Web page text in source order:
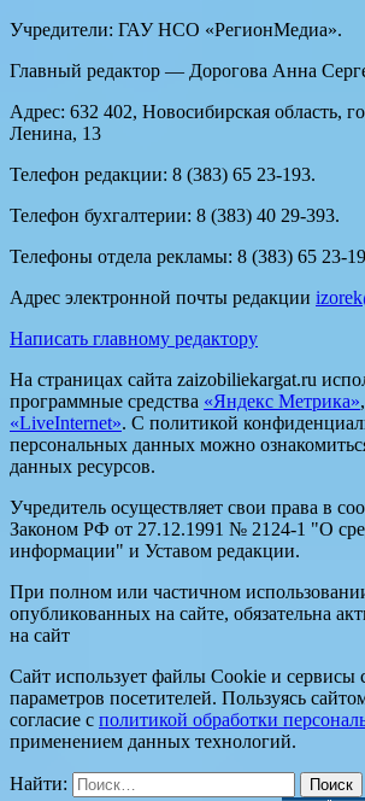
Учредители: ГАУ НСО «РегионМедиа».
Главный редактор — Дорогова Анна
Адрес: 632 402, Новосибирская область,
Ленина, 13
Телефон редакции: 8 (383) 65 23-193.
Телефон бухгалтерии: 8 (383) 40 29-393.
Телефоны отдела рекламы: 8 (383) 65 23-
Адрес электронной почты редакции
Написать главному редактору
На страницах сайта zaizobiliekargat.ru
программные средства «Яндекс Метрика»,
«LiveInternet». С политикой
персональных данных можно
данных ресурсов.
Учредитель осуществляет свои права в
Законом РФ от 27.12.1991 № 2124-1 "О
информации" и Уставом редакции.
При полном или частичном
опубликованных на сайте, обязательна
на сайт
Сайт использует файлы Cookie и сервисы
параметров посетителей. Пользуясь
согласие с политикой обработки
применением данных технологий.
Найти: